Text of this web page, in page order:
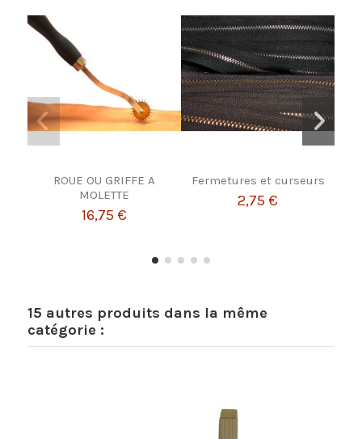
ROUE OU GRIFFE A
MOLETTE
16,75 €
Fermetures et curseurs
2,75 €
15 autres produits dans la même
catégorie :